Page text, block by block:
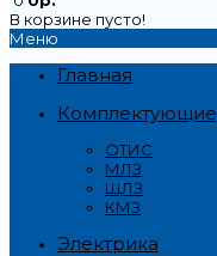
В корзине пусто!
Меню
Главная
Комплектующие
ОТИС
МЛЗ
ЩЛЗ
КМЗ
Электрика